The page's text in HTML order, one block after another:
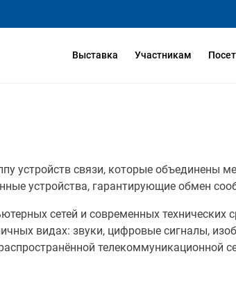
Выставка Участникам
устройств связи, которые объединены
устройства, гарантирующие обмен
сетей и современных технических
видах: звуки, цифровые сигналы,
телекоммуникационной